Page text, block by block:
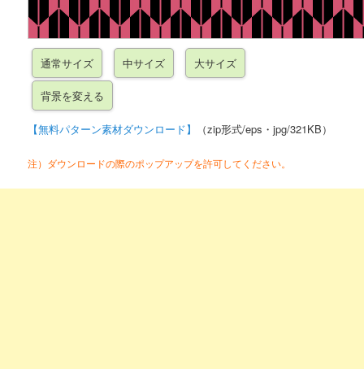
【無料パターン素材ダウンロード】 （zip形式/eps・jpg/321KB）
注）ダウンロードの際のポップアップを許可してください。